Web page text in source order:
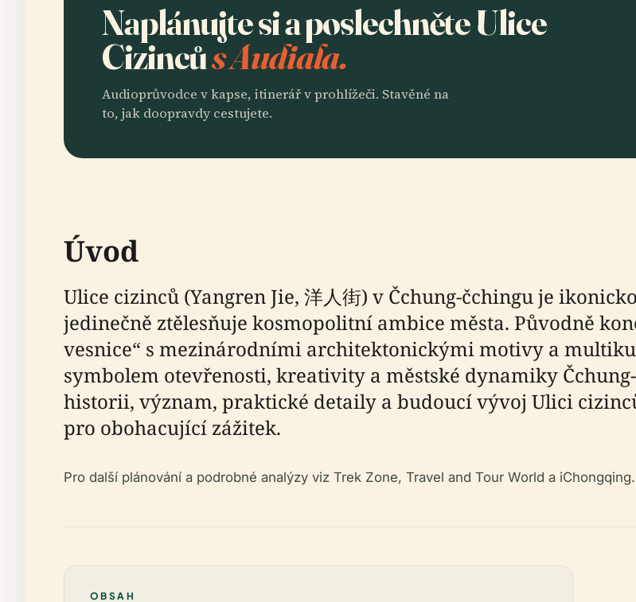
Naplánujte si a poslechněte Ulice
Cizincůs Audiala.
Audioprůvodce v kapse, itinerář v prohlížeči. Stavěné na
to, jak doopravdy cestujete.
Úvod
Ulice cizinců (Yangren Jie, 洋人街) v Čchung-čchingu je
jedinečně ztělesňuje kosmopolitní ambice města. Původně
vesnice“ s mezinárodními architektonickými motivy a
symbolem otevřenosti, kreativity a městské dynamiky
historii, význam, praktické detaily a budoucí vývoj Ulici
pro obohacující zážitek.
Pro další plánování a podrobné analýzy viz Trek Zone, Travel and Tour World a iChongqing.
OBSAH